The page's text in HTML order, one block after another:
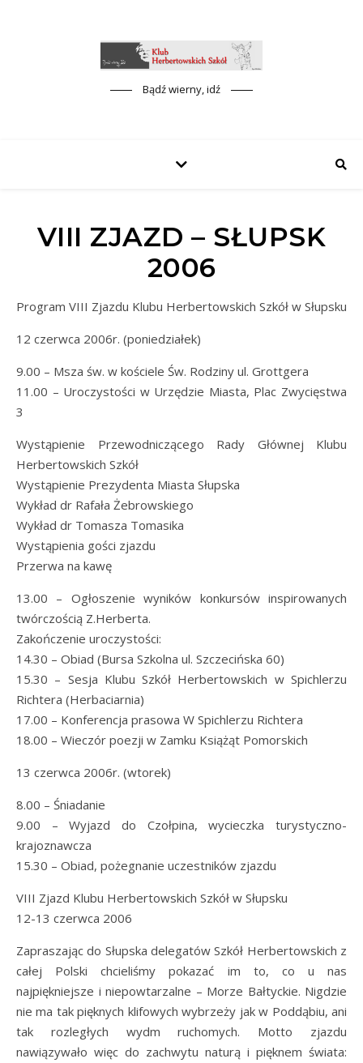
Bądź wierny, idź
VIII ZJAZD – SŁUPSK
2006
Program VIII Zjazdu Klubu Herbertowskich Szkół w Słupsku
12 czerwca 2006r. (poniedziałek)
9.00 – Msza św. w kościele Św. Rodziny ul. Grottgera
11.00 – Uroczystości w Urzędzie Miasta, Plac Zwycięstwa
3
Wystąpienie Przewodniczącego Rady Głównej Klubu
Herbertowskich Szkół
Wystąpienie Prezydenta Miasta Słupska
Wykład dr Rafała Żebrowskiego
Wykład dr Tomasza Tomasika
Wystąpienia gości zjazdu
Przerwa na kawę
13.00 – Ogłoszenie wyników konkursów inspirowanych
twórczością Z.Herberta.
Zakończenie uroczystości:
14.30 – Obiad (Bursa Szkolna ul. Szczecińska 60)
15.30 – Sesja Klubu Szkół Herbertowskich w Spichlerzu
Richtera (Herbaciarnia)
17.00 – Konferencja prasowa W Spichlerzu Richtera
18.00 – Wieczór poezji w Zamku Książąt Pomorskich
13 czerwca 2006r. (wtorek)
8.00 – Śniadanie
9.00 – Wyjazd do Czołpina, wycieczka turystyczno-
krajoznawcza
15.30 – Obiad, pożegnanie uczestników zjazdu
VIII Zjazd Klubu Herbertowskich Szkół w Słupsku
12-13 czerwca 2006
Zapraszając do Słupska delegatów Szkół Herbertowskich z
całej Polski chcieliśmy pokazać im to, co u nas
najpiękniejsze i niepowtarzalne – Morze Bałtyckie. Nigdzie
nie ma tak pięknych klifowych wybrzeży jak w Poddąbiu, ani
tak rozległych wydm ruchomych. Motto zjazdu
nawiązywało więc do zachwytu naturą i pięknem świata: